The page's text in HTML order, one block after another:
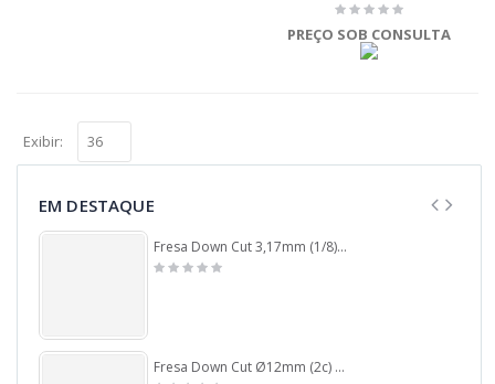
PREÇO SOB CONSULTA
Exibir:
EM DESTAQUE
Fresa Down Cut 3,17mm (1/8) (1c) X 32mm X 55mm X 3,17mm (1/8) Haste. (Ftr2552)
Fresa Down Cut Ø12mm (2c) X 30mm Corte X 12mm. (Ftr2242)